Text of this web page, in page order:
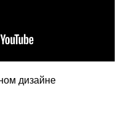
дизайне